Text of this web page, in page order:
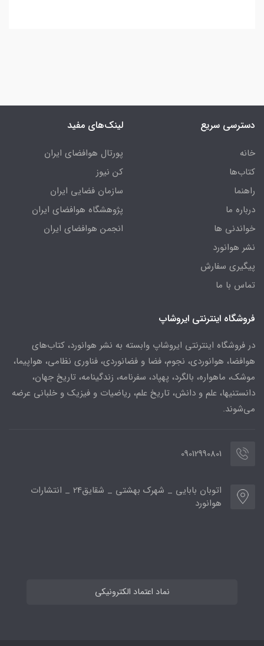
دسترسی سریع
خانه
کتاب‌ها
راهنما
درباره ما
خواندنی ها
نشر هوانورد
پیگیری سفارش
تماس با ما
لینک‌های مفید
پورتال هوافضای ایران
کن نیوز
سازمان فضایی ایران
پژوهشگاه هوافضای ایران
انجمن هوافضای ایران
فروشگاه اینترنتی ایروشاپ
در فروشگاه اینترنتی ایروشاپ وابسته به نشر هوانورد، کتاب‌های
هوافضا، هوانوردی، نجوم، فضا و فضانوردی، فناوری نظامی، هواپیما،
موشک، ماهواره، بالگرد، پهپاد، سفرنامه، زندگینامه، تاریخ جهان،
دانستنیها، علم و دانش، تاریخ علم، ریاضیات و فیزیک و خلبانی عرضه
می‌شوند.
09012990801
اتوبان بابایی _ شهرک بهشتی _ شقایق24 _ انتشارات
هوانورد
نماد اعتماد الکترونیکی